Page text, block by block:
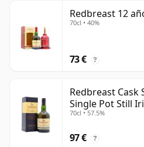
Redbreast 12
70cl • 40%
73 € ?
Redbreast Cask
Single Pot Still
70cl • 57.5%
97 € ?